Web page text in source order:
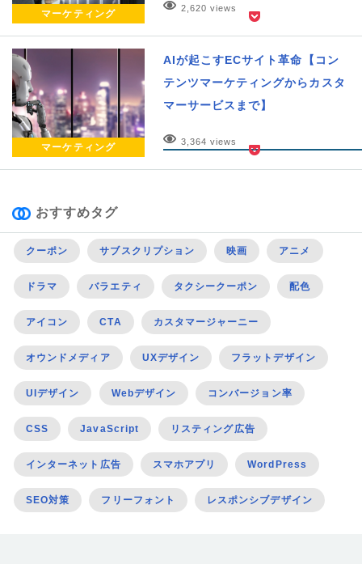
マーケティング 2,620 views
マーケティング
AIが起こすECサイト革命【コン
テンツマーケティングからカスタ
マーサービスまで】
3,364 views
おすすめタグ
クーポン サブスクリプション 映画 アニメ
ドラマ バラエティ タクシークーポン 配色
アイコン CTA カスタマージャーニー
オウンドメディア UXデザイン フラットデザイン
UIデザイン Webデザイン コンバージョン率
CSS JavaScript リスティング広告
インターネット広告 スマホアプリ WordPress
SEO対策 フリーフォント レスポンシブデザイン